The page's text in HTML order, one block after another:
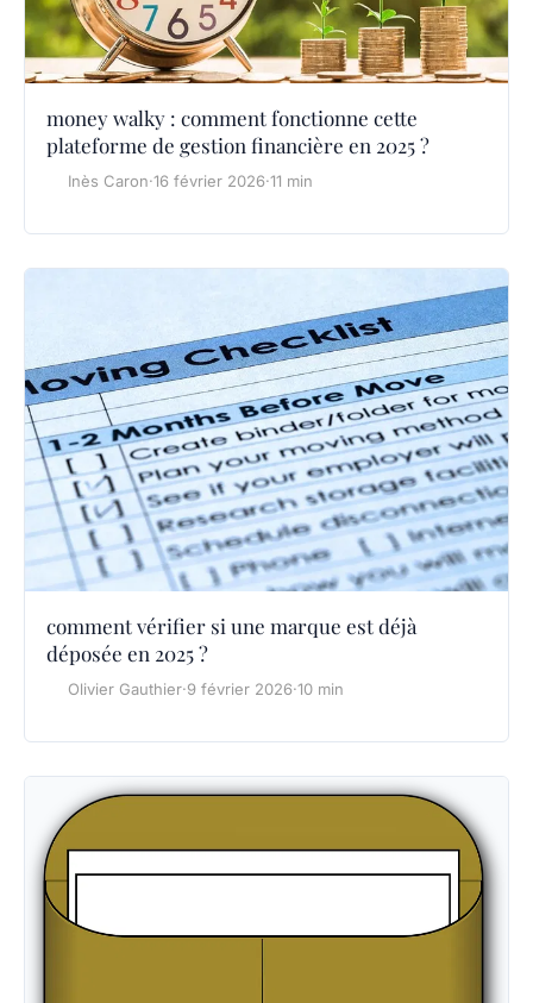
money walky : comment fonctionne cette
plateforme de gestion financière en 2025 ?
Inès Caron·16 février 2026·11 min
comment vérifier si une marque est déjà
déposée en 2025 ?
Olivier Gauthier·9 février 2026·10 min